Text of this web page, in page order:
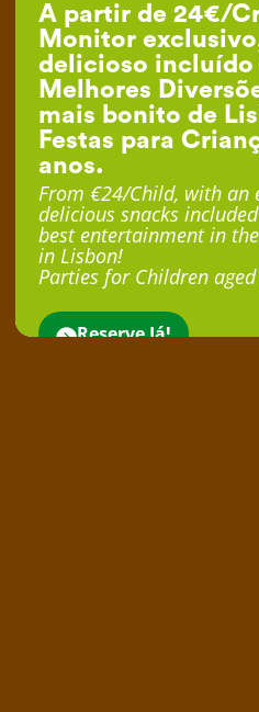
A partir de 24€/
Monitor
delicioso incluído
Melhores
mais bonito de
Festas para
anos.
From €24/Child, with an
delicious snacks
best entertainment in
in Lisbon!
Parties for Children
Reserve Já!